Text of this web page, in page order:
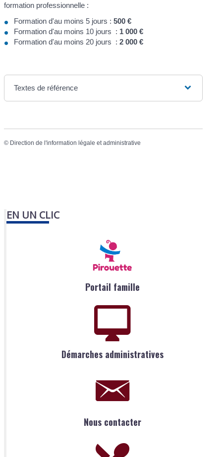
formation professionnelle :
Formation d'au moins 5 jours :500 €
Formation d'au moins 10 jours : 1 000 €
Formation d'au moins 20 jours :2 000 €
Textes de référence
© Direction de l'information légale et administrative
EN UN CLIC
Portail famille
Démarches administratives
Nous contacter